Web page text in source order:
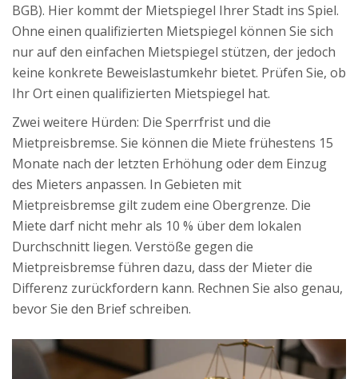
BGB). Hier kommt der Mietspiegel Ihrer Stadt ins Spiel.
Ohne einen qualifizierten Mietspiegel können Sie sich
nur auf den einfachen Mietspiegel stützen, der jedoch
keine konkrete Beweislastumkehr bietet. Prüfen Sie, ob
Ihr Ort einen qualifizierten Mietspiegel hat.
Zwei weitere Hürden: Die Sperrfrist und die
Mietpreisbremse. Sie können die Miete frühestens 15
Monate nach der letzten Erhöhung oder dem Einzug
des Mieters anpassen. In Gebieten mit
Mietpreisbremse gilt zudem eine Obergrenze. Die
Miete darf nicht mehr als 10 % über dem lokalen
Durchschnitt liegen. Verstöße gegen die
Mietpreisbremse führen dazu, dass der Mieter die
Differenz zurückfordern kann. Rechnen Sie also genau,
bevor Sie den Brief schreiben.